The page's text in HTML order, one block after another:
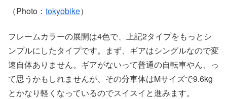
（Photo： tokyobike）
フレームカラーの展開は4色で、上記2タイプをもっとシ
ンプルにしたタイプです。まず、ギアはシングルなので変
速自体ありません。ギアがないって普通の自転車やん、っ
て思うかもしれませんが、その分車体はMサイズで9.6kg
とかなり軽くなっているのでスイスイと進みます。